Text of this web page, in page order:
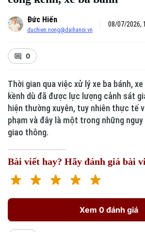
Đức Hiến
duchien.nong@daihanoi.vn
08/07/2026,
0
Thời gian qua việc xử lý xe ba bánh,
kềnh dù đã được lực lượng cảnh sát
hiện thường xuyên, tuy nhiên thực tế
phạm và đây là một trong những
giao thông.
Bài viết hay? Hãy đánh giá bài
Xem 0 đánh giá